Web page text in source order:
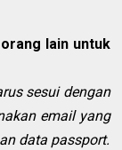
lain untuk
sesui dengan
email yang
data passport.